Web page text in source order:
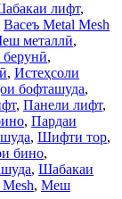
лифт,
Васеъ Metal Mesh
металлӣ,
,
, Истеҳсоли
бофташуда,
, Панели лифт,
, Пардаи
, Шифти тор,
бино,
, Шабакаи
, Меш